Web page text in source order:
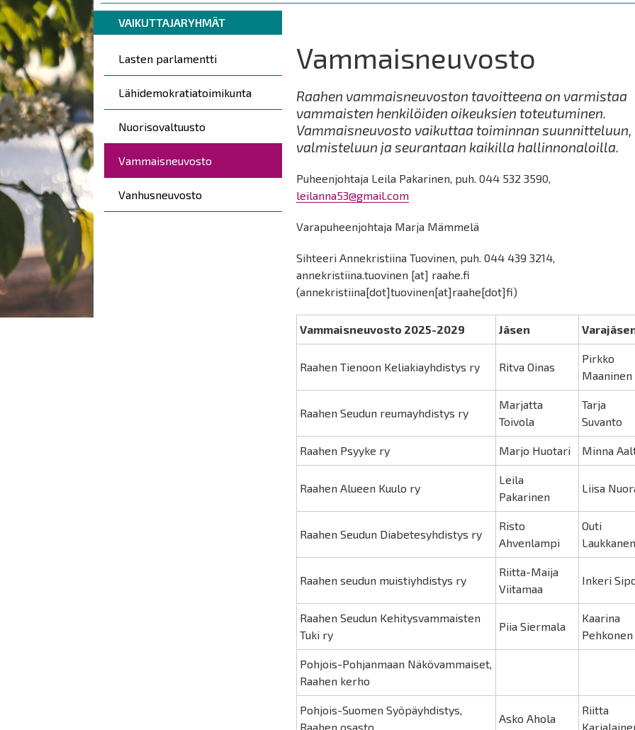
are
here:
Breadcrumbs
are
here:
VAIKUTTAJARYHMÄT
Päävalikko
Lasten parlamentti
Lähidemokratiatoimikunta
Nuorisovaltuusto
Vammaisneuvosto
Vanhusneuvosto
Vammaisneuvosto
Raahen vammaisneuvoston tavoitteena on varmistaa
vammaisten henkilöiden oikeuksien toteutuminen.
Vammaisneuvosto vaikuttaa toiminnan suunnitteluun,
valmisteluun ja seurantaan kaikilla hallinnonaloilla.
Puheenjohtaja Leila Pakarinen, puh. 044 532 3590,
leilanna53@gmail.com
Varapuheenjohtaja Marja Mämmelä
Sihteeri Annekristiina Tuovinen, puh. 044 439 3214,
annekristiina.tuovinen [at] raahe.fi
(annekristiina[dot]tuovinen[at]raahe[dot]fi)
Vammaisneuvosto 2025-2029 Jäsen
Raahen Tienoon Keliakiayhdistys ry Ritva Oinas
Pirkko
Maaninen
Raahen Seudun reumayhdistys ry
Marjatta
Toivola
Tarja
Suvanto
Raahen Psyyke ry Marjo Huotari Minna
Raahen Alueen Kuulo ry
Leila
Pakarinen
Liisa
Raahen Seudun Diabetesyhdistys ry
Risto
Ahvenlampi
Outi
Laukkanen
Raahen seudun muistiyhdistys ry
Riitta-Maija
Viitamaa
Inkeri
Raahen Seudun Kehitysvammaisten
Tuki ry
Piia Siermala
Kaarina
Pehkonen
Pohjois-Pohjanmaan Näkövammaiset,
Raahen kerho
Pohjois-Suomen Syöpäyhdistys,
Raahen osasto
Asko Ahola
Riitta